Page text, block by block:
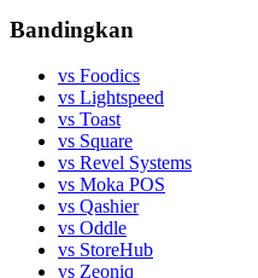
Bandingkan
vs Foodics
vs Lightspeed
vs Toast
vs Square
vs Revel Systems
vs Moka POS
vs Qashier
vs Oddle
vs StoreHub
vs Zeoniq